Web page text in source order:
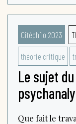
Citéphilo 2023
théorie critique
Le sujet
Que fait le